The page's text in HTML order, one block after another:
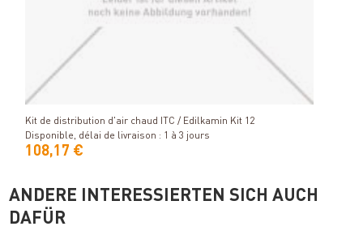
Kit de distribution d'air chaud ITC / Edilkamin Kit 12
Disponible, délai de livraison : 1 à 3 jours
108,17 €
ANDERE INTERESSIERTEN SICH AUCH
DAFÜR